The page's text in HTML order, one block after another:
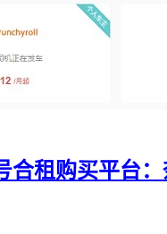
合租购买平台